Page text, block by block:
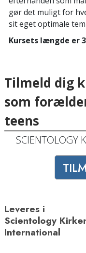
gør det muligt for
sit eget optimale
Kursets længde er
Tilmeld dig
som
teens
SCIENTOLOGY
Leveres i
Scientology
International